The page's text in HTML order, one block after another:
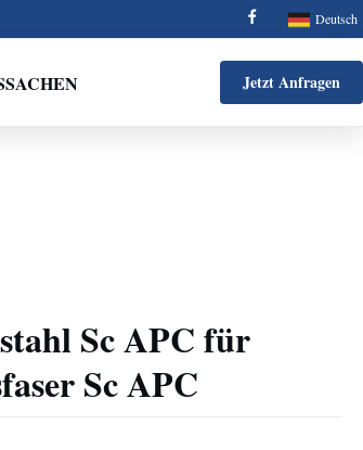
Deutsch
Jetzt Anfragen
Sc APC für
Sc APC